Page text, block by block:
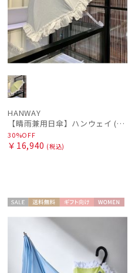
HANWAY
【晴雨兼用日傘】ハンウェイ (HANWAY) Daisy Dukes ? L（デイジー・デュークス・エル） 雨の日OK 一級遮光 遮熱 日本製 UV 晴雨兼用暑さ対策、紫外線対策、親骨：～50cm
30%OFF
￥16,940 (税込)